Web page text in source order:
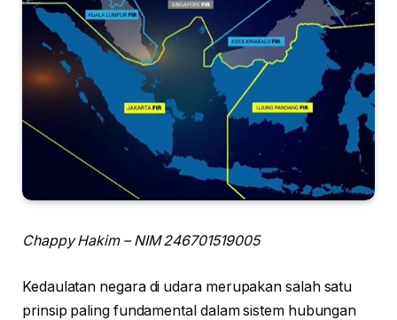
Chappy Hakim – NIM 246701519005
Kedaulatan negara di udara merupakan salah satu
prinsip paling fundamental dalam sistem hubungan